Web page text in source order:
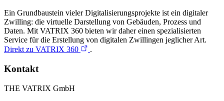
Ein Grundbaustein vieler Digitalisierungsprojekte ist ein digitaler
Zwilling: die virtuelle Darstellung von Gebäuden, Prozess und
Daten. MitVATRIX 360 bieten wir daher einen spezialisierten
Service für die Erstellung von digitalen Zwillingen jeglicher Art.
Direkt zu VATRIX 360
.
Kontakt
THE VATRIX GmbH